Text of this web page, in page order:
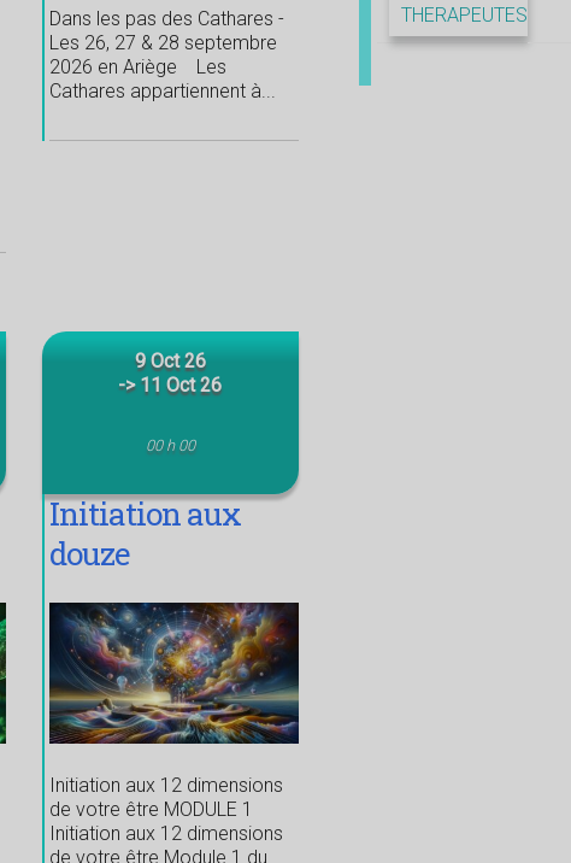
Dans les pas des Cathares -
Les 26, 27 & 28 septembre
2026 en Ariège Les
Cathares appartiennent à...
9 Oct 26
-> 11 Oct 26
00 h 00
Initiation aux
douze
dimensions de
votre être
Initiation aux 12 dimensions
de votre être MODULE 1
Initiation aux 12 dimensions
de votre être Module 1 du
THERAPEUTES